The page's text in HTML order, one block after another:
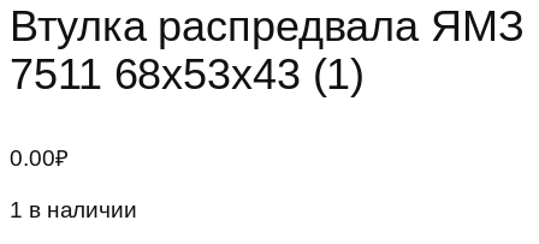
Втулка распредвала ЯМЗ
7511 68х53х43 (1)
0.00₽
1 в наличии